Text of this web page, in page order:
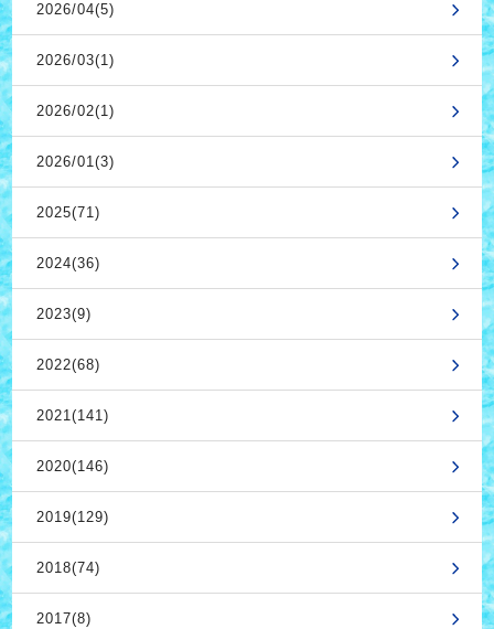
2026/04(5)
2026/03(1)
2026/02(1)
2026/01(3)
2025(71)
2024(36)
2023(9)
2022(68)
2021(141)
2020(146)
2019(129)
2018(74)
2017(8)